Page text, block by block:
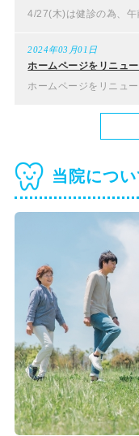
4/27(木)は健診の為、午
2024年03月01日
ホームページをリニュー
ホームページをリニュー
当院につい